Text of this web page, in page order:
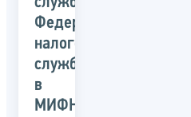
Федеральной
налоговой
службы
в
МИФНС